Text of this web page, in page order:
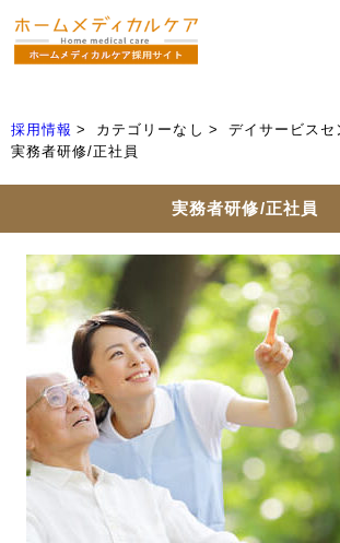
採用情報 カテゴリーなし
デイサービス
実務者研修/正社員
実務者研修/正社員